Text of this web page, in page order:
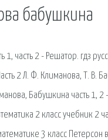
бабушкина
часть 2 - Решатор. гдз
2 Л. Ф. Климанова, Т. В.
Бабушкина часть 1,
2 класс учебник 2
3 класс Петерсон